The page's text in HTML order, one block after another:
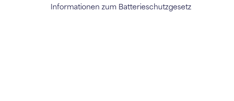
Informationen zum Batterieschutzgesetz